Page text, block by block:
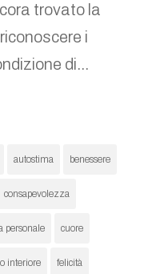
trovato la
i
di...
autostima benessere
consapevolezza
personale cuore
interiore felicità